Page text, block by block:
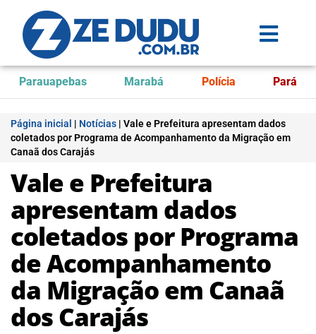
Parauapebas Marabá Polícia Pará
Página inicial | Notícias | Vale e Prefeitura apresentam dados
coletados por Programa de Acompanhamento da Migração em
Canaã dos Carajás
Vale e Prefeitura
apresentam dados
coletados por Programa
de Acompanhamento
da Migração em Canaã
dos Carajás